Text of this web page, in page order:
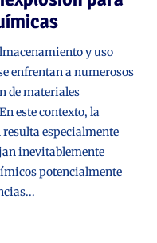
y uso
enfrentan a numerosos
de materiales
este contexto, la
especialmente
inevitablemente
potencialmente